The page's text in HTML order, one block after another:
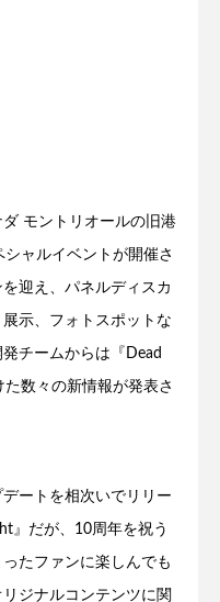
モントリオールの旧港
ャルイベントが開催さ
迎え、パネルディスカ
示、フォトスポットな
チームからは『Dead
数々の新情報が発表さ
ートを相次いでリリー
』だが、10周年を祝う
たファンに楽しんでも
ジナルコンテンツに関